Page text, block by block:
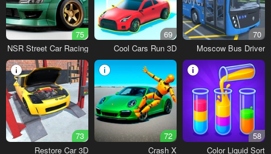
70
Moscow Bus Driver
69
Cool Cars Run 3D
75
NSR Street Car Racing
58
Color Liquid Sort
72
Crash X
73
Restore Car 3D